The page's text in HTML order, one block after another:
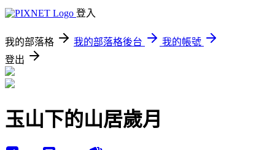
登入
我的部落格 我的部落格後台
我的帳號
登出
玉山下的山居歲月